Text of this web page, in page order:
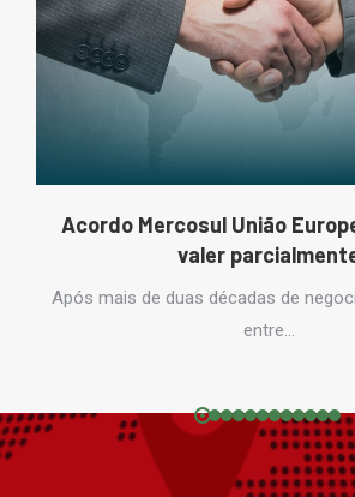
Acordo Mercosul União
valer
Após mais de duas décadas de
entre…